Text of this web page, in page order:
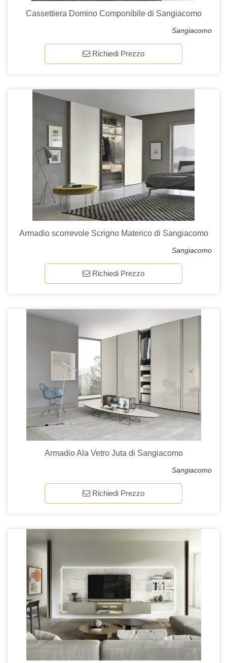
Cassettiera Domino Componibile di Sangiacomo
Sangiacomo
Richiedi Prezzo
Armadio scorrevole Scrigno Materico di Sangiacomo
Sangiacomo
Richiedi Prezzo
Armadio Ala Vetro Juta di Sangiacomo
Sangiacomo
Richiedi Prezzo